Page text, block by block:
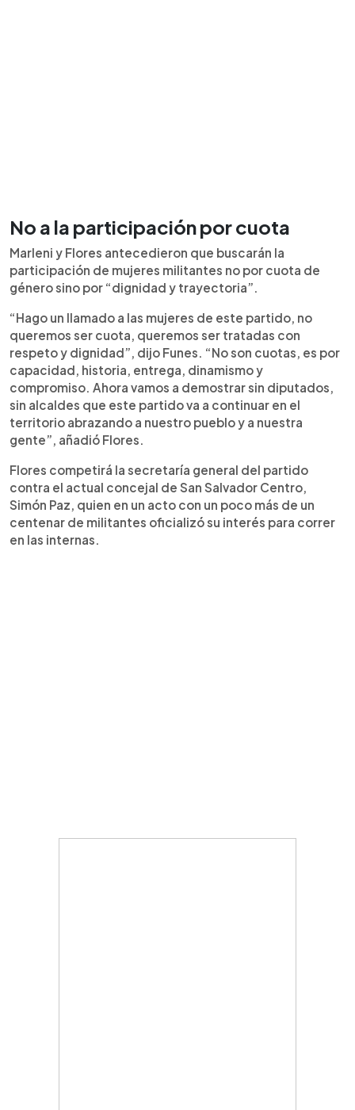
No a la participación por cuota
Marleni y Flores antecedieron que buscarán la
participación de mujeres militantes no por cuota de
género sino por “dignidad y trayectoria”.
“Hago un llamado a las mujeres de este partido, no
queremos ser cuota, queremos ser tratadas con
respeto y dignidad”, dijo Funes. “No son cuotas, es por
capacidad, historia, entrega, dinamismo y
compromiso. Ahora vamos a demostrar sin diputados,
sin alcaldes que este partido va a continuar en el
territorio abrazando a nuestro pueblo y a nuestra
gente”, añadió Flores.
Flores competirá la secretaría general del partido
contra el actual concejal de San Salvador Centro,
Simón Paz, quien en un acto con un poco más de un
centenar de militantes oficializó su interés para correr
en las internas.